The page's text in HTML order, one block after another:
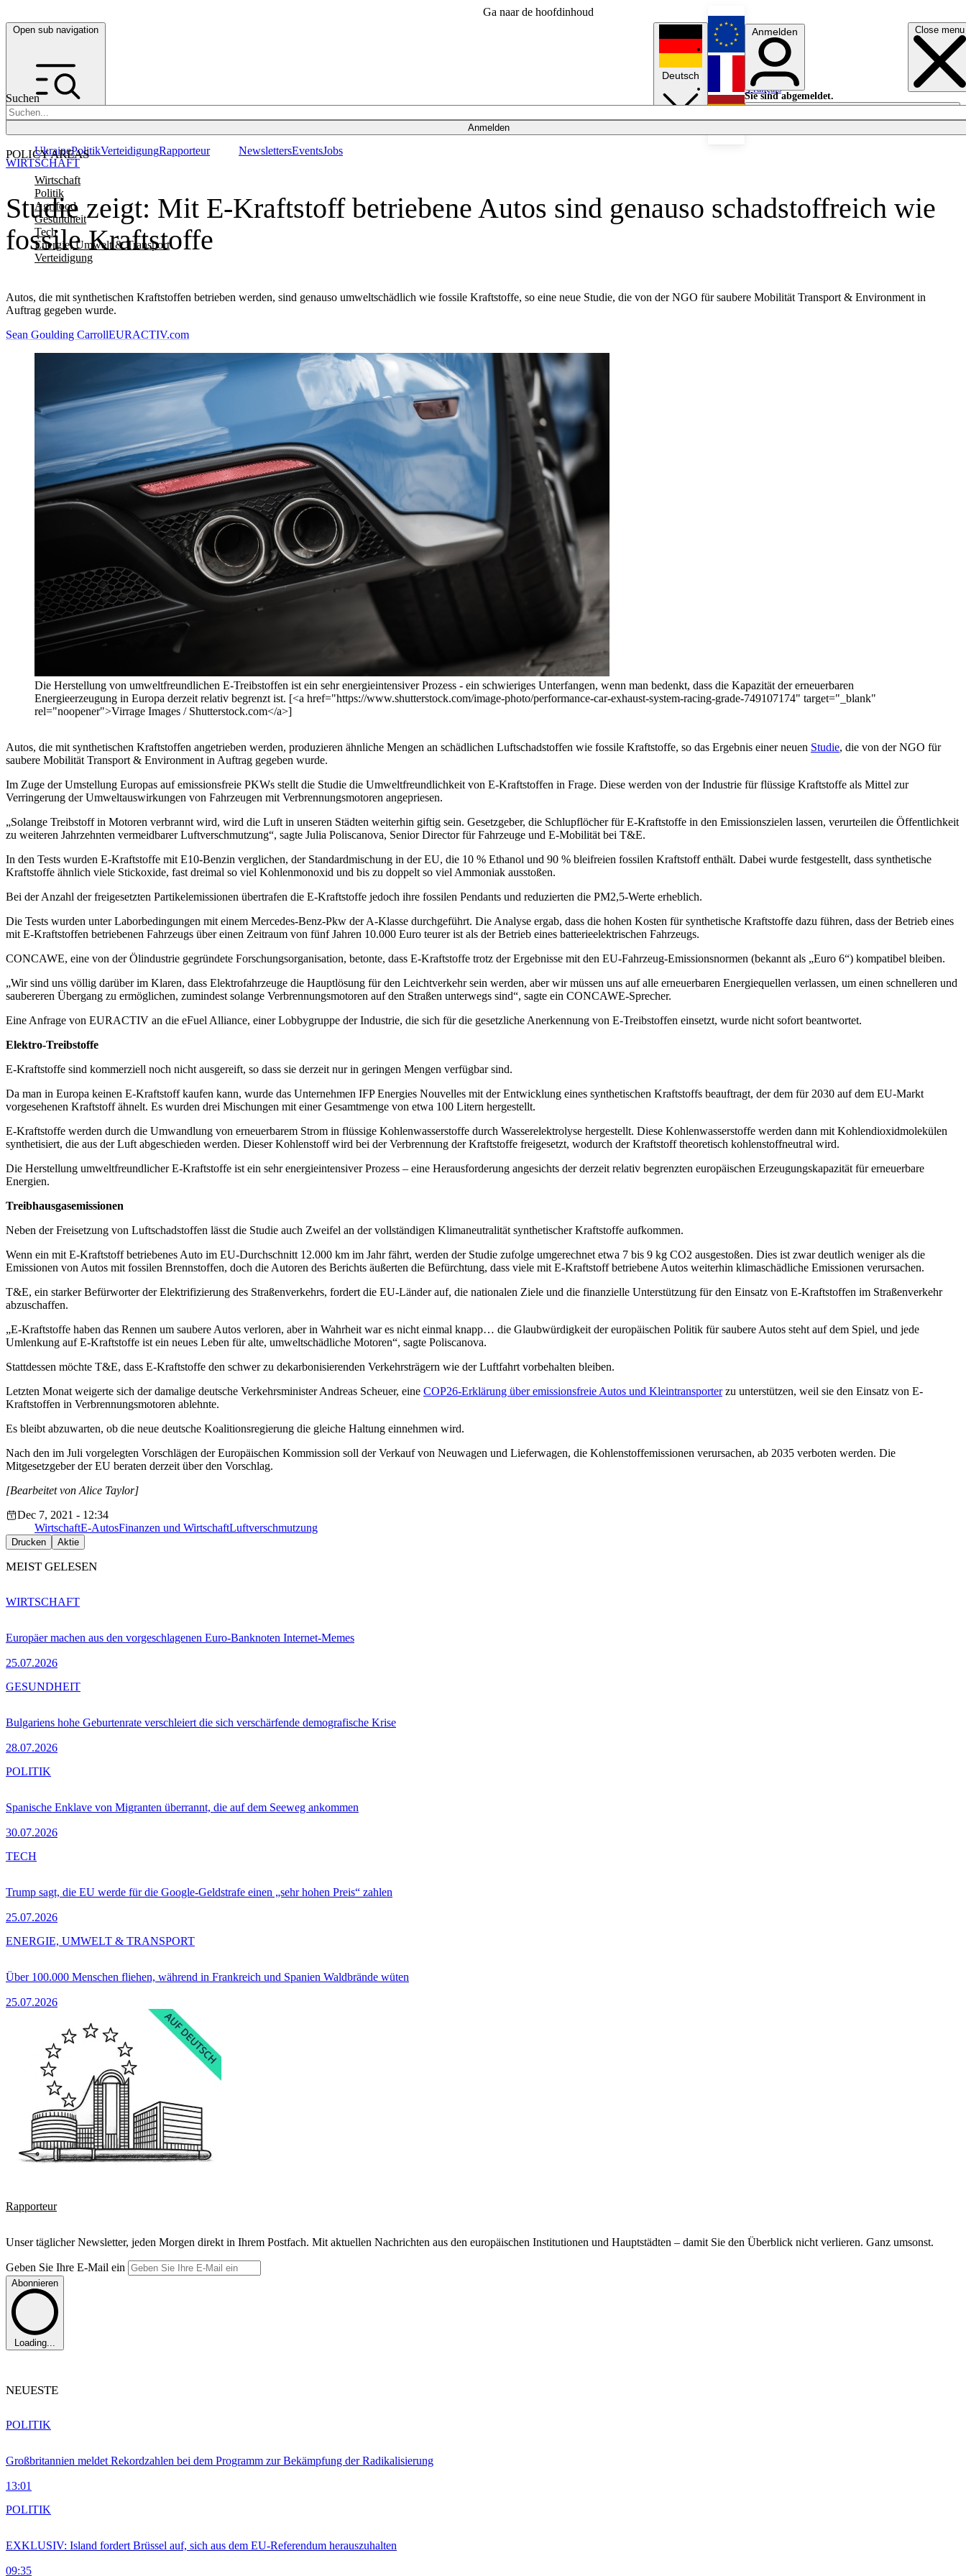
Ga naar de hoofdinhoud
Open sub navigation Close menu
Suchen
Anmelden
POLICY AREAS
Wirtschaft
Politik
Agrifood
Gesundheit
Tech
Energie, Umwelt & Transport
Verteidigung
UkrainePolitikVerteidigungRapporteur NewslettersEventsJobs
Deutsch
English
Français
Anmelden
Sie sind abgemeldet.
Anmelden
Licht aus
Studie zeigt: Mit E-Kraftstoff betriebene Autos sind genauso schadstoffreich wie
fossile Kraftstoffe
Autos, die mit synthetischen Kraftstoffen betrieben werden, sind genauso umweltschädlich wie fossile Kraftstoffe, so eine neue Studie, die von der NGO für saubere Mobilität Transport & Environment in
Auftrag gegeben wurde.
WIRTSCHAFT
Sean Goulding CarrollEURACTIV.com
Die Herstellung von umweltfreundlichen E-Treibstoffen ist ein sehr energieintensiver Prozess - ein schwieriges Unterfangen, wenn man bedenkt, dass die Kapazität der erneuerbaren
Energieerzeugung in Europa derzeit relativ begrenzt ist. [<a href="https://www.shutterstock.com/image-photo/performance-car-exhaust-system-racing-grade-749107174" target="_blank"
rel="noopener">Virrage Images / Shutterstock.com</a>]
Autos, die mit synthetischen Kraftstoffen angetrieben werden, produzieren ähnliche Mengen an schädlichen Luftschadstoffen wie fossile Kraftstoffe, so das Ergebnis einer neuen Studie, die von der NGO für
saubere Mobilität Transport & Environment in Auftrag gegeben wurde.
Im Zuge der Umstellung Europas auf emissionsfreie PKWs stellt die Studie die Umweltfreundlichkeit von E-Kraftstoffen in Frage. Diese werden von der Industrie für flüssige Kraftstoffe als Mittel zur
Verringerung der Umweltauswirkungen von Fahrzeugen mit Verbrennungsmotoren angepriesen.
„Solange Treibstoff in Motoren verbrannt wird, wird die Luft in unseren Städten weiterhin giftig sein. Gesetzgeber, die Schlupflöcher für E-Kraftstoffe in den Emissionszielen lassen, verurteilen die Öffentlichkeit
zu weiteren Jahrzehnten vermeidbarer Luftverschmutzung“, sagte Julia Poliscanova, Senior Director für Fahrzeuge und E-Mobilität bei T&E.
In den Tests wurden E-Kraftstoffe mit E10-Benzin verglichen, der Standardmischung in der EU, die 10 % Ethanol und 90 % bleifreien fossilen Kraftstoff enthält. Dabei wurde festgestellt, dass synthetische
Kraftstoffe ähnlich viele Stickoxide, fast dreimal so viel Kohlenmonoxid und bis zu doppelt so viel Ammoniak ausstoßen.
Bei der Anzahl der freigesetzten Partikelemissionen übertrafen die E-Kraftstoffe jedoch ihre fossilen Pendants und reduzierten die PM2,5-Werte erheblich.
Die Tests wurden unter Laborbedingungen mit einem Mercedes-Benz-Pkw der A-Klasse durchgeführt. Die Analyse ergab, dass die hohen Kosten für synthetische Kraftstoffe dazu führen, dass der Betrieb eines
mit E-Kraftstoffen betriebenen Fahrzeugs über einen Zeitraum von fünf Jahren 10.000 Euro teurer ist als der Betrieb eines batterieelektrischen Fahrzeugs.
CONCAWE, eine von der Ölindustrie gegründete Forschungsorganisation, betonte, dass E-Kraftstoffe trotz der Ergebnisse mit den EU-Fahrzeug-Emissionsnormen (bekannt als „Euro 6“) kompatibel bleiben.
„Wir sind uns völlig darüber im Klaren, dass Elektrofahrzeuge die Hauptlösung für den Leichtverkehr sein werden, aber wir müssen uns auf alle erneuerbaren Energiequellen verlassen, um einen schnelleren und
saubereren Übergang zu ermöglichen, zumindest solange Verbrennungsmotoren auf den Straßen unterwegs sind“, sagte ein CONCAWE-Sprecher.
Eine Anfrage von EURACTIV an die eFuel Alliance, einer Lobbygruppe der Industrie, die sich für die gesetzliche Anerkennung von E-Treibstoffen einsetzt, wurde nicht sofort beantwortet.
Elektro-Treibstoffe
E-Kraftstoffe sind kommerziell noch nicht ausgereift, so dass sie derzeit nur in geringen Mengen verfügbar sind.
Da man in Europa keinen E-Kraftstoff kaufen kann, wurde das Unternehmen IFP Energies Nouvelles mit der Entwicklung eines synthetischen Kraftstoffs beauftragt, der dem für 2030 auf dem EU-Markt
vorgesehenen Kraftstoff ähnelt. Es wurden drei Mischungen mit einer Gesamtmenge von etwa 100 Litern hergestellt.
E-Kraftstoffe werden durch die Umwandlung von erneuerbarem Strom in flüssige Kohlenwasserstoffe durch Wasserelektrolyse hergestellt. Diese Kohlenwasserstoffe werden dann mit Kohlendioxidmolekülen
synthetisiert, die aus der Luft abgeschieden werden. Dieser Kohlenstoff wird bei der Verbrennung der Kraftstoffe freigesetzt, wodurch der Kraftstoff theoretisch kohlenstoffneutral wird.
Die Herstellung umweltfreundlicher E-Kraftstoffe ist ein sehr energieintensiver Prozess – eine Herausforderung angesichts der derzeit relativ begrenzten europäischen Erzeugungskapazität für erneuerbare
Energien.
Treibhausgasemissionen
Neben der Freisetzung von Luftschadstoffen lässt die Studie auch Zweifel an der vollständigen Klimaneutralität synthetischer Kraftstoffe aufkommen.
Wenn ein mit E-Kraftstoff betriebenes Auto im EU-Durchschnitt 12.000 km im Jahr fährt, werden der Studie zufolge umgerechnet etwa 7 bis 9 kg CO2 ausgestoßen. Dies ist zwar deutlich weniger als die
Emissionen von Autos mit fossilen Brennstoffen, doch die Autoren des Berichts äußerten die Befürchtung, dass viele mit E-Kraftstoff betriebene Autos weiterhin klimaschädliche Emissionen verursachen.
T&E, ein starker Befürworter der Elektrifizierung des Straßenverkehrs, fordert die EU-Länder auf, die nationalen Ziele und die finanzielle Unterstützung für den Einsatz von E-Kraftstoffen im Straßenverkehr
abzuschaffen.
„E-Kraftstoffe haben das Rennen um saubere Autos verloren, aber in Wahrheit war es nicht einmal knapp… die Glaubwürdigkeit der europäischen Politik für saubere Autos steht auf dem Spiel, und jede
Umlenkung auf E-Kraftstoffe ist ein neues Leben für alte, umweltschädliche Motoren“, sagte Poliscanova.
Stattdessen möchte T&E, dass E-Kraftstoffe den schwer zu dekarbonisierenden Verkehrsträgern wie der Luftfahrt vorbehalten bleiben.
Letzten Monat weigerte sich der damalige deutsche Verkehrsminister Andreas Scheuer, eine COP26-Erklärung über emissionsfreie Autos und Kleintransporterzu unterstützen, weil sie den Einsatz von E-
Kraftstoffen in Verbrennungsmotoren ablehnte.
Es bleibt abzuwarten, ob die neue deutsche Koalitionsregierung die gleiche Haltung einnehmen wird.
Nach den im Juli vorgelegten Vorschlägen der Europäischen Kommission soll der Verkauf von Neuwagen und Lieferwagen, die Kohlenstoffemissionen verursachen, ab 2035 verboten werden. Die
Mitgesetzgeber der EU beraten derzeit über den Vorschlag.
[Bearbeitet von Alice Taylor]
Dec 7, 2021 - 12:34
WirtschaftE-AutosFinanzen und WirtschaftLuftverschmutzung
Drucken Aktie
MEIST GELESEN
Europäer machen aus den vorgeschlagenen Euro-Banknoten Internet-Memes
25.07.2026
WIRTSCHAFT
Bulgariens hohe Geburtenrate verschleiert die sich verschärfende demografische Krise
28.07.2026
GESUNDHEIT
Spanische Enklave von Migranten überrannt, die auf dem Seeweg ankommen
30.07.2026
POLITIK
Trump sagt, die EU werde für die Google-Geldstrafe einen „sehr hohen Preis“ zahlen
25.07.2026
TECH
Über 100.000 Menschen fliehen, während in Frankreich und Spanien Waldbrände wüten
25.07.2026
ENERGIE, UMWELT & TRANSPORT
Rapporteur
Unser täglicher Newsletter, jeden Morgen direkt in Ihrem Postfach. Mit aktuellen Nachrichten aus den europäischen Institutionen und Hauptstädten – damit Sie den Überblick nicht verlieren. Ganz umsonst.
Geben Sie Ihre E-Mail ein
Abonnieren
Loading...
NEUESTE
Großbritannien meldet Rekordzahlen bei dem Programm zur Bekämpfung der Radikalisierung
13:01
POLITIK
EXKLUSIV: Island fordert Brüssel auf, sich aus dem EU-Referendum herauszuhalten
09:35
POLITIK